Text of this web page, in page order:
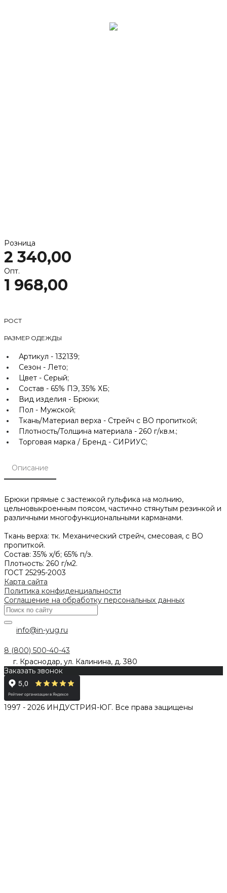
Розница
2 340,00
Опт.
1 968,00
РОСТ
РАЗМЕР ОДЕЖДЫ
Артикул - 132139;
Сезон - Лето;
Цвет - Серый;
Состав - 65% ПЭ, 35% ХБ;
Вид изделия - Брюки;
Пол - Мужской;
Ткань/Материал верха - Стрейч с ВО пропиткой;
Плотность/Толщина материала - 260 г/кв.м.;
Торговая марка / Бренд - СИРИУС;
Описание
Брюки прямые с застежкой гульфика на молнию,
цельновыкроенным поясом, частично стянутым резинкой и
различными многофункциональными карманами.
Ткань верха: тк. Механический стрейч, смесовая, с ВО
пропиткой.
Состав: 35% х/б; 65% п/э.
Плотность: 260 г/м2.
ГОСТ 25295-2003
Карта сайта
Политика конфиденциальности
Соглашение на обработку персональных данных
info@in-yug.ru
8 (800) 500-40-43
г. Краснодар, ул. Калинина, д. 380
Заказать звонок
1997 - 2026 ИНДУСТРИЯ-ЮГ. Все права защищены